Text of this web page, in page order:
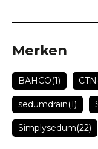
Merken
BAHCO(1) CTN
sedumdrain(1)
Simplysedum(22)